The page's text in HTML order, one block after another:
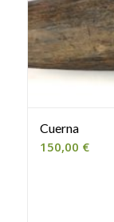
Cuerna
150,00 €